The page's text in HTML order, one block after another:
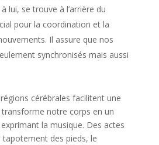
lui, se trouve à l’arrière du
pour la coordination et la
Il assure que nos
synchronisés mais aussi
cérébrales facilitent une
notre corps en un
la musique. Des actes
tapotement des pieds, le